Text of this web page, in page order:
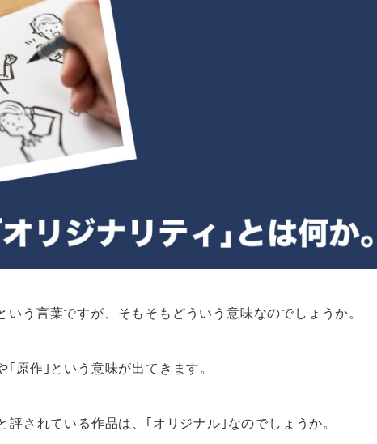
う言葉ですが、そもそもどういう意味なのでしょうか。
原作｣という意味が出てきます。
されている作品は、｢オリジナル｣なのでしょうか。